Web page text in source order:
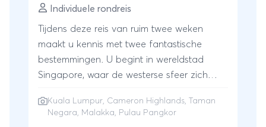
Individuele rondreis
Tijdens deze reis van ruim twee weken
maakt u kennis met twee fantastische
bestemmingen. U begint in wereldstad
Singapore, waar de westerse sfeer zich
van Aziatische culturen. Hierna reist u naar
Kuala Lumpur, Cameron Highlands,
Taman
Negara, Malakka, Pulau Pangkor